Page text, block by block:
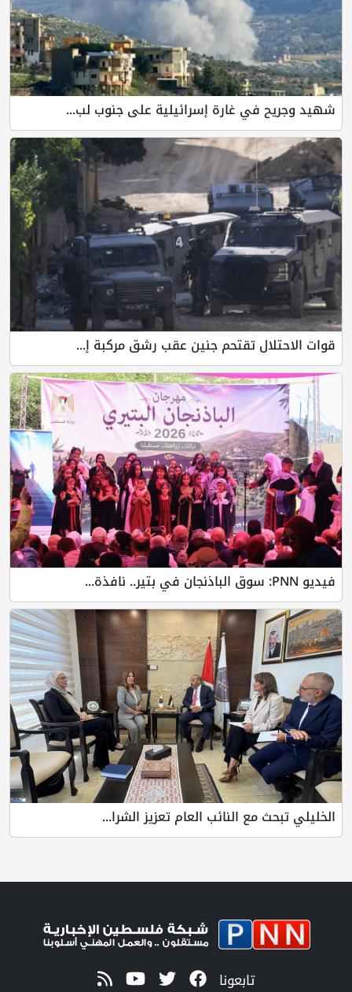
شهيد وجريح في غارة إسرائيلية على جنوب لب...
قوات الاحتلال تقتحم جنين عقب رشق مركبة إ...
فيديو PNN: سوق الباذنجان في بتير.. نافذة...
الخليلي تبحث مع النائب العام تعزيز الشرا...
تابعونا